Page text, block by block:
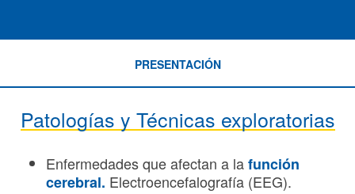
PRESENTACIÓN
Patologías y Técnicas exploratorias
Enfermedades que afectan a lafunción
cerebral. Electroencefalografía (EEG).